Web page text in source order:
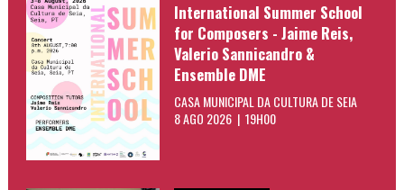
International Summer School
for Composers - Jaime Reis,
Valerio Sannicandro &
Ensemble DME
CASA MUNICIPAL DA CULTURA DE SEIA
8 AGO 2026 | 19H00